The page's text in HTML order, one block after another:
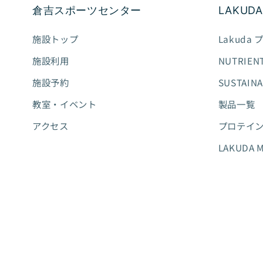
倉吉スポーツセンター
施設トップ
施設利用
施設予約
教室・イベント
アクセス
Lakuda
製品一覧
プロテイ
LAKUDA